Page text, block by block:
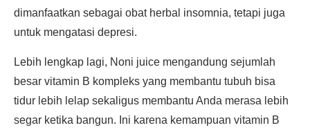
dimanfaatkan sebagai obat herbal insomnia, tetapi juga
untuk mengatasi depresi.
Lebih lengkap lagi, Noni juice mengandung sejumlah
besar vitamin B kompleks yang membantu tubuh bisa
tidur lebih lelap sekaligus membantu Anda merasa lebih
segar ketika bangun. Ini karena kemampuan vitamin B